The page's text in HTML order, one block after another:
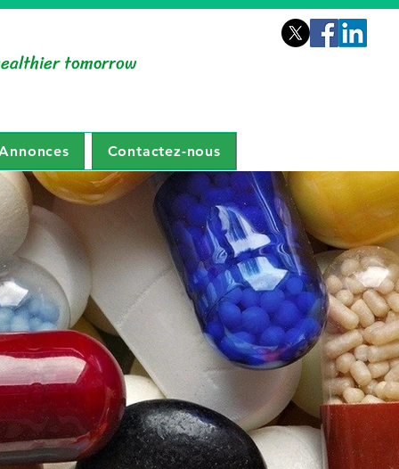
tomorrow
Contactez-nous